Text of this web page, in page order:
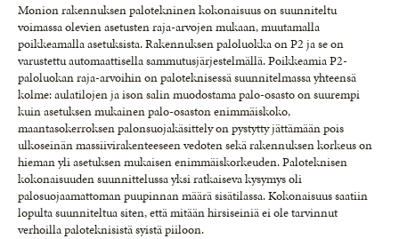
Monion rakennuksen palotekninen kokonaisuus on suunniteltu
voimassa olevien asetusten raja-arvojen mukaan, muutamalla
poikkeamalla asetuksista. Rakennuksen paloluokka on P2 ja se on
varustettu automaattisella sammutusjärjestelmällä. Poikkeamia P2-
paloluokan raja-arvoihin on paloteknisessä suunnitelmassa yhteensä
kolme: aulatilojen ja ison salin muodostama palo-osasto on suurempi
kuin asetuksen mukainen palo-osaston enimmäiskoko,
maantasokerroksen palonsuojakäsittely on pystytty jättämään pois
ulkoseinän massiivirakenteeseen vedoten sekä rakennuksen korkeus on
hieman yli asetuksen mukaisen enimmäiskorkeuden. Paloteknisen
kokonaisuuden suunnittelussa yksi ratkaiseva kysymys oli
palosuojaamattoman puupinnan määrä sisätilassa. Kokonaisuus saatiin
lopulta suunniteltua siten, että mitään hirsiseiniä ei ole tarvinnut
verhoilla paloteknisistä syistä piiloon.